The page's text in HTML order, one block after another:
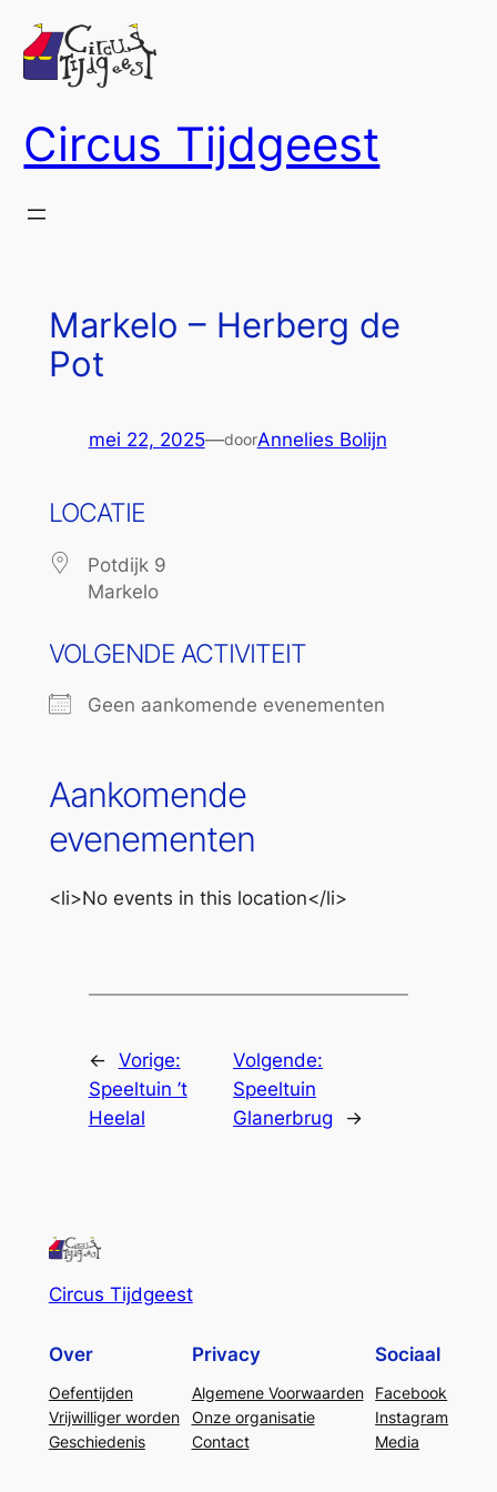
naar
de
Circus Tijdgeest
Markelo – Herberg de
Pot
mei 22, 2025—doorAnnelies Bolijn
LOCATIE
Potdijk 9
Markelo
VOLGENDE ACTIVITEIT
Geen aankomende evenementen
Aankomende
evenementen
<li>No events in this location</li>
← Vorige:
Speeltuin ’t
Heelal
Volgende:
Speeltuin
Glanerbrug
→
Circus Tijdgeest
Over
Oefentijden
Vrijwilliger worden
Geschiedenis
Privacy
Algemene Voorwaarden
Onze organisatie
Contact
Sociaal
Facebook
Instagram
Media